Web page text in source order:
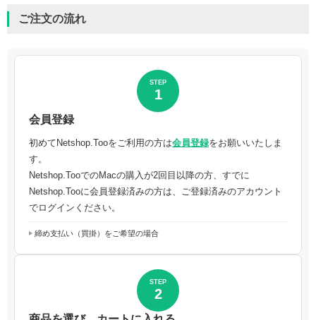
ご注文の流れ
STEP
1
会員登録
初めてNetshop.Tooをご利用の方は会員登録をお願いいたしま
す。
Netshop.TooでのMacの購入が2回目以降の方、すでに
Netshop.Tooに会員登録済みの方は、ご登録済みのアカウント
でログインください。
締め支払い（買掛）をご希望の場合
STEP
2